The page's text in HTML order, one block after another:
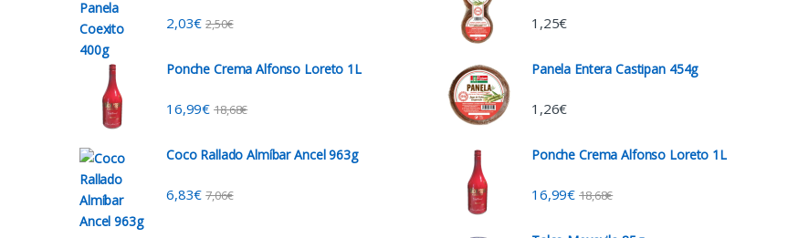
2,03€ 2,50€
Ponche Crema Alfonso Loreto 1L
16,99€ 18,68€
Coco Rallado Almíbar Ancel 963g
6,83€ 7,06€
1,25€
Panela Entera Castipan 454g
1,26€
Ponche Crema Alfonso Loreto 1L
16,99€ 18,68€